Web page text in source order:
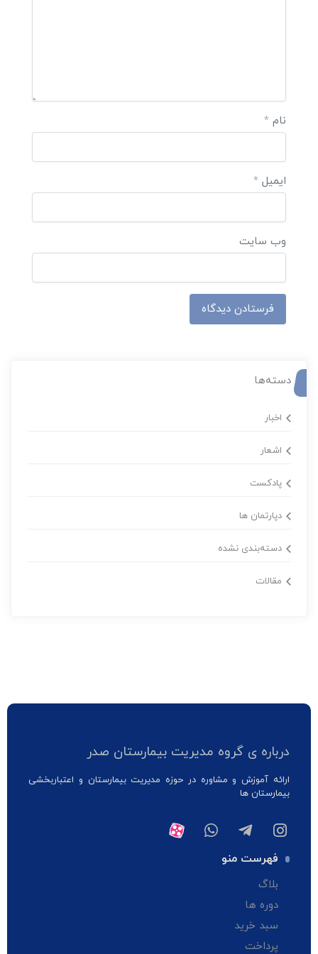
نام *
ایمیل *
وب‌ سایت
دسته‌ها
اخبار
اشعار
پادکست
دپارتمان ها
دسته‌بندی نشده
مقالات
درباره ی گروه مدیریت بیمارستان صدر
ارائه آموزش و مشاوره در حوزه مدیریت بیمارستان و اعتباربخشی
بیمارستان ها
فهرست منو
بلاگ
دوره ها
سبد خرید
پرداخت